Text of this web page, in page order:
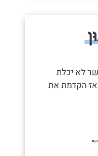
לא יכלת
אז הקדמת את